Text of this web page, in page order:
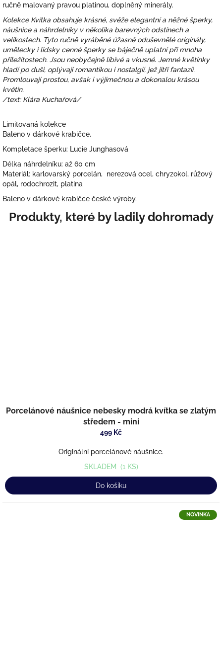
ručně malovaný pravou platinou, doplněný minerály.
Kolekce Kvítka obsahuje krásné, svěže elegantní a něžné šperky,
náušnice a náhrdelníky v několika barevných odstínech a
velikostech. Tyto ručně vyráběné úžasně oduševnělé originály,
umělecky i lidsky cenné šperky se báječně uplatní při mnoha
příležitostech. Jsou neobyčejně líbivé a vkusné. Jemné květinky
hladí po duši, oplývají romantikou i nostalgií, jež jitří fantazii.
Promlouvají prostou, avšak i výjimečnou a dokonalou krásou
květin.
/text: Klára Kuchařová/
Limitovaná kolekce
Baleno v dárkové krabičce.
Kompletace šperku: Lucie Junghasová
Délka náhrdelníku: až 60 cm
Materiál: karlovarský porcelán, nerezová ocel, chryzokol, růžový
opál, rodochrozit, platina
Baleno v dárkové krabičce české výroby.
Porcelánové náušnice nebesky modrá kvítka se zlatým
středem - mini
499 Kč
Originální porcelánové náušnice.
SKLADEM (1 KS)
Do košíku
NOVINKA